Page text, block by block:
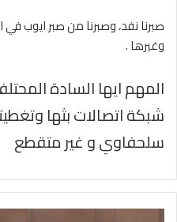
صبرنا نفد، وصبرنا من صبر ايوب
وغيرها .
شبكة اتصالات بثها
سلحفاوي و غير متقطع